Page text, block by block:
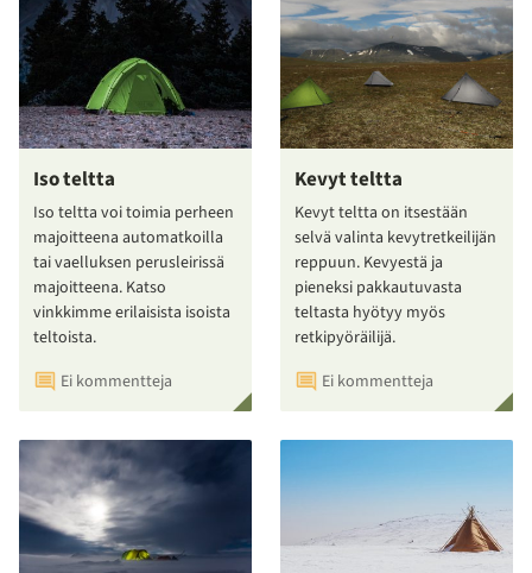
Iso teltta
Iso teltta voi toimia perheen
majoitteena automatkoilla
tai vaelluksen perusleirissä
majoitteena. Katso
vinkkimme erilaisista isoista
teltoista.
Ei kommentteja
Kevyt teltta
Kevyt teltta on itsestään
selvä valinta kevytretkeilijän
reppuun. Kevyestä ja
pieneksi pakkautuvasta
teltasta hyötyy myös
retkipyöräilijä.
Ei kommentteja